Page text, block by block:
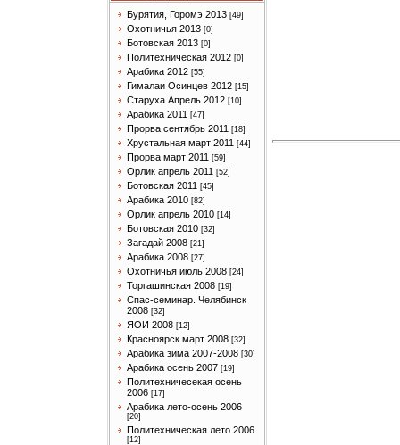
Бурятия, Горомэ 2013 [49]
Охотничья 2013 [0]
Ботовская 2013 [0]
Политехническая 2012 [0]
Арабика 2012 [55]
Гималаи Осинцев 2012 [15]
Старуха Апрель 2012 [10]
Арабика 2011 [47]
Прорва сентябрь 2011 [18]
Хрустальная март 2011 [44]
Прорва март 2011 [59]
Орлик апрель 2011 [52]
Ботовская 2011 [45]
Арабика 2010 [82]
Орлик апрель 2010 [14]
Ботовская 2010 [32]
Загадай 2008 [21]
Арабика 2008 [27]
Охотничья июль 2008 [24]
Торгашинская 2008 [19]
Спас-семинар. Челябинск
2008 [32]
ЯОИ 2008 [12]
Красноярск март 2008 [32]
Арабика зима 2007-2008 [30]
Арабика осень 2007 [19]
Политехничесекая осень
2006 [17]
Арабика лето-осень 2006
[20]
Политехническая лето 2006
[12]